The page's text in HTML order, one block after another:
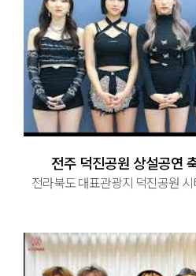
전주 덕진공원 상설공연
전라북도 대표관광지 덕진공원 시티투어 및 문화예술공연 #전라북도 #